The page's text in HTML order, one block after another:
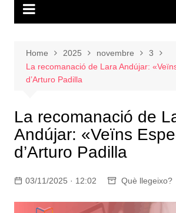
Home 2025 novembre
3
La recomanació de Lara Andújar:
d’Arturo Padilla
La recomanació de
Andújar: «Veïns
d’Arturo Padilla
03/11/2025 · 12:02 Què llegeixo?